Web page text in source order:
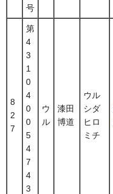
号
8
2
7
第
4
3
1
0
4
0
0
5
4
7
4
3
ウ
ル
漆田
博道
ウル
シダ
ヒロ
ミチ